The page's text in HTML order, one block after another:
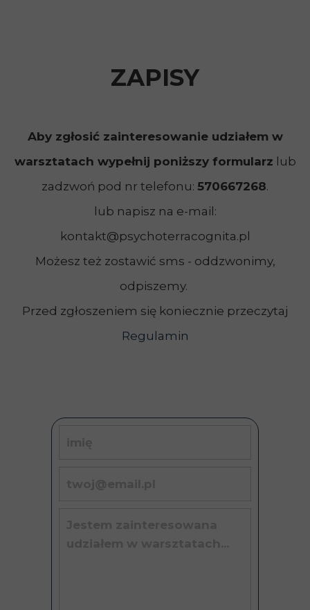
ZAPISY
Aby zgłosić zainteresowanie udziałem w
warsztatach wypełnij poniższy formularz lub
zadzwoń pod nr telefonu: 570667268.
lub napisz na e-mail:
kontakt@psychoterracognita.pl
Możesz też zostawić sms - oddzwonimy,
odpiszemy.
Przed zgłoszeniem się koniecznie przeczytaj
Regulamin